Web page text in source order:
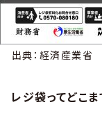
出典：経済産業省
レジ袋ってどこ